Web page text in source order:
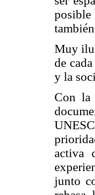
posible
Muy
de
y la
Con la
activa
junto